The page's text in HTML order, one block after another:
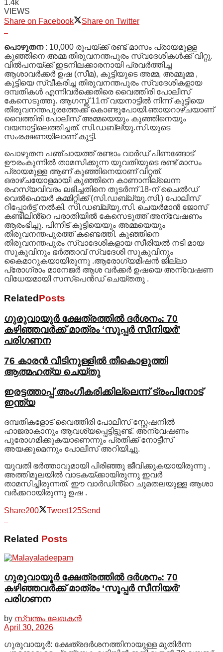
1.4k
VIEWS
Share on Facebook
Share on Twitter
പൊഴുതന: 10,000 രൂപയ്ക്ക് രണ്ട് മാസം പ്രായമുള്ള
കുഞ്ഞിനെ അമ്മ തിരുവനന്തപുരം സ്വദേശികൾക്ക് വിറ്റു.
വിൽപനയ്ക്ക് ഇടനിലക്കാരനായി പ്രവർത്തിച്ച
ആശാവർക്കർ ഉഷ (സീമ), കുട്ടിയുടെ അമ്മ, അമ്മൂമ്മ ,
കുട്ടിയെ സ്വീകരിച്ച തിരുവനന്തപുരം സ്വദേശികളായ
ദമ്പതികൾ എന്നിവർക്കെതിരെ വൈത്തിരി പോലീസ്
കേസെടുത്തു. ആഗസ്ത് 11ന് വയനാട്ടിൽ നിന്ന് കുട്ടിയെ
തിരുവനന്തപുരത്തേക്ക് കൊണ്ടുപോയി.ഞായറാഴ്ചയാണ്
വൈത്തിരി പോലീസ് അമ്മയെയും കുഞ്ഞിനെയും
വയനാട്ടിലെത്തിച്ചത്. സി.ഡബ്ല്യു.സി.യുടെ
സംരക്ഷണയിലാണ് കുട്ടി.
പൊഴുതന പഞ്ചായത്ത് രണ്ടാം വാർഡ് പിണങ്ങോട്
ഊരംകുന്നിൽ താമസിക്കുന്ന യുവതിയുടെ രണ്ട് മാസം
പ്രായമുള്ള ആണ് കുഞ്ഞിനെയാണ് വിറ്റത്.
ഒരാഴ്ചയോളമായി കുഞ്ഞിനെ കാണാനില്ലെന്ന
രഹസ്യവിവരം ലഭിച്ചതിനെ തുടർന്ന് 18-ന് ചൈൽഡ്
വെൽഫെയർ കമ്മിറ്റിക്ക് (സി.ഡബ്ല്യു.സി.) പോലീസ്
റിപ്പോർട്ട് നൽകി. സി.ഡബ്ല്യു.സി. ചെയർമാൻ ജോസ്
കണ്ടിലിൻ്റെ പരാതിയിൽ കേസെടുത്ത് അന്വേഷണം
ആരംഭിച്ചു. പിന്നീട് കുട്ടിയെയും അമ്മയെയും
തിരുവനന്തപുരത്ത് കണ്ടെത്തി. കുഞ്ഞിനെ
തിരുവനന്തപുരം സ്വാദേശികളായ സീരിയൽ നടി മായ
സുകുവിനും ഭർത്താവ് സ്വദേശി സുകുവിനും
കൈമാറുകയായിരുന്നു .ആരോഗ്യമിഷൻ ജില്ലാ
പ്രോഗ്രാം മാനേജർ ആശ വർക്കർ ഉഷയെ അന്വേഷണ
വിധേയമായി സസ്‌പെൻഡ് ചെയ്തതു .
Related Posts
ഗുരുവായൂർ ക്ഷേത്രത്തിൽ ദർശനം: 70
കഴിഞ്ഞവർക്ക് മാത്രം ‘സൂപ്പർ സീനിയർ’
പരിഗണന
76 കാരന്‍ വീടിനുള്ളില്‍ തീകൊളുത്തി
ആത്മഹത്യ ചെയ്തു
ഇരട്ടത്താപ്പ് അംഗീകരിക്കില്ലെന്ന് ട്രംപിനോട്
ഇന്ത്യ
ദമ്പതികളോട് വൈത്തിരി പോലീസ് സ്റ്റേഷനിൽ
ഹാജരാകാനും ആവശ്യപ്പെട്ടിട്ടുണ്ട്. അന്വേഷണം
പുരോഗമിക്കുകയാണെന്നും പ്രതിക്ക് നോട്ടീസ്
അയക്കുമെന്നും പോലീസ് അറിയിച്ചു.
യുവതി ഭർത്താവുമായി പിരിഞ്ഞു ജീവിക്കുകയായിരുന്നു .
അത്തിമൂലയിൽ വാടകയ്‌ക്കായിരുന്നു ഇവർ
താമസിച്ചിരുന്നത്. ഈ വാർഡിൻ്റെ ചുമതലയുള്ള ആശാ
വർക്കറായിരുന്നു ഉഷ .
Share200 Tweet125Send
Related Posts
ഗുരുവായൂർ ക്ഷേത്രത്തിൽ ദർശനം: 70
കഴിഞ്ഞവർക്ക് മാത്രം ‘സൂപ്പർ സീനിയർ’
പരിഗണന
by സ്വന്തം ലേഖകൻ
April 30, 2026
ഗുരുവായൂർ: ക്ഷേത്രദർശനത്തിനായുള്ള മുതിർന്ന